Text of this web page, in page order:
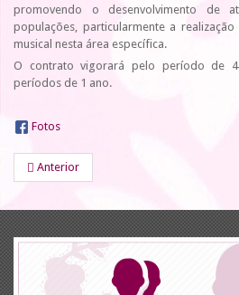
promovendo o desenvolvimento de
populações, particularmente a
musical nesta área específica.
O contrato vigorará pelo período de
períodos de 1 ano.
Fotos
Anterior